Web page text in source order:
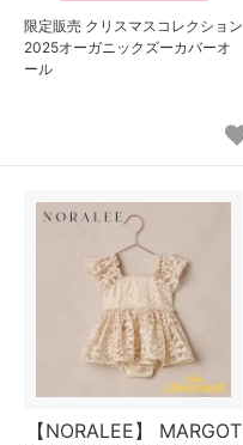
限定販売 クリスマスコレクション
2025オーガニックズーカバーオ
ール
【NORALEE】 MARGOT